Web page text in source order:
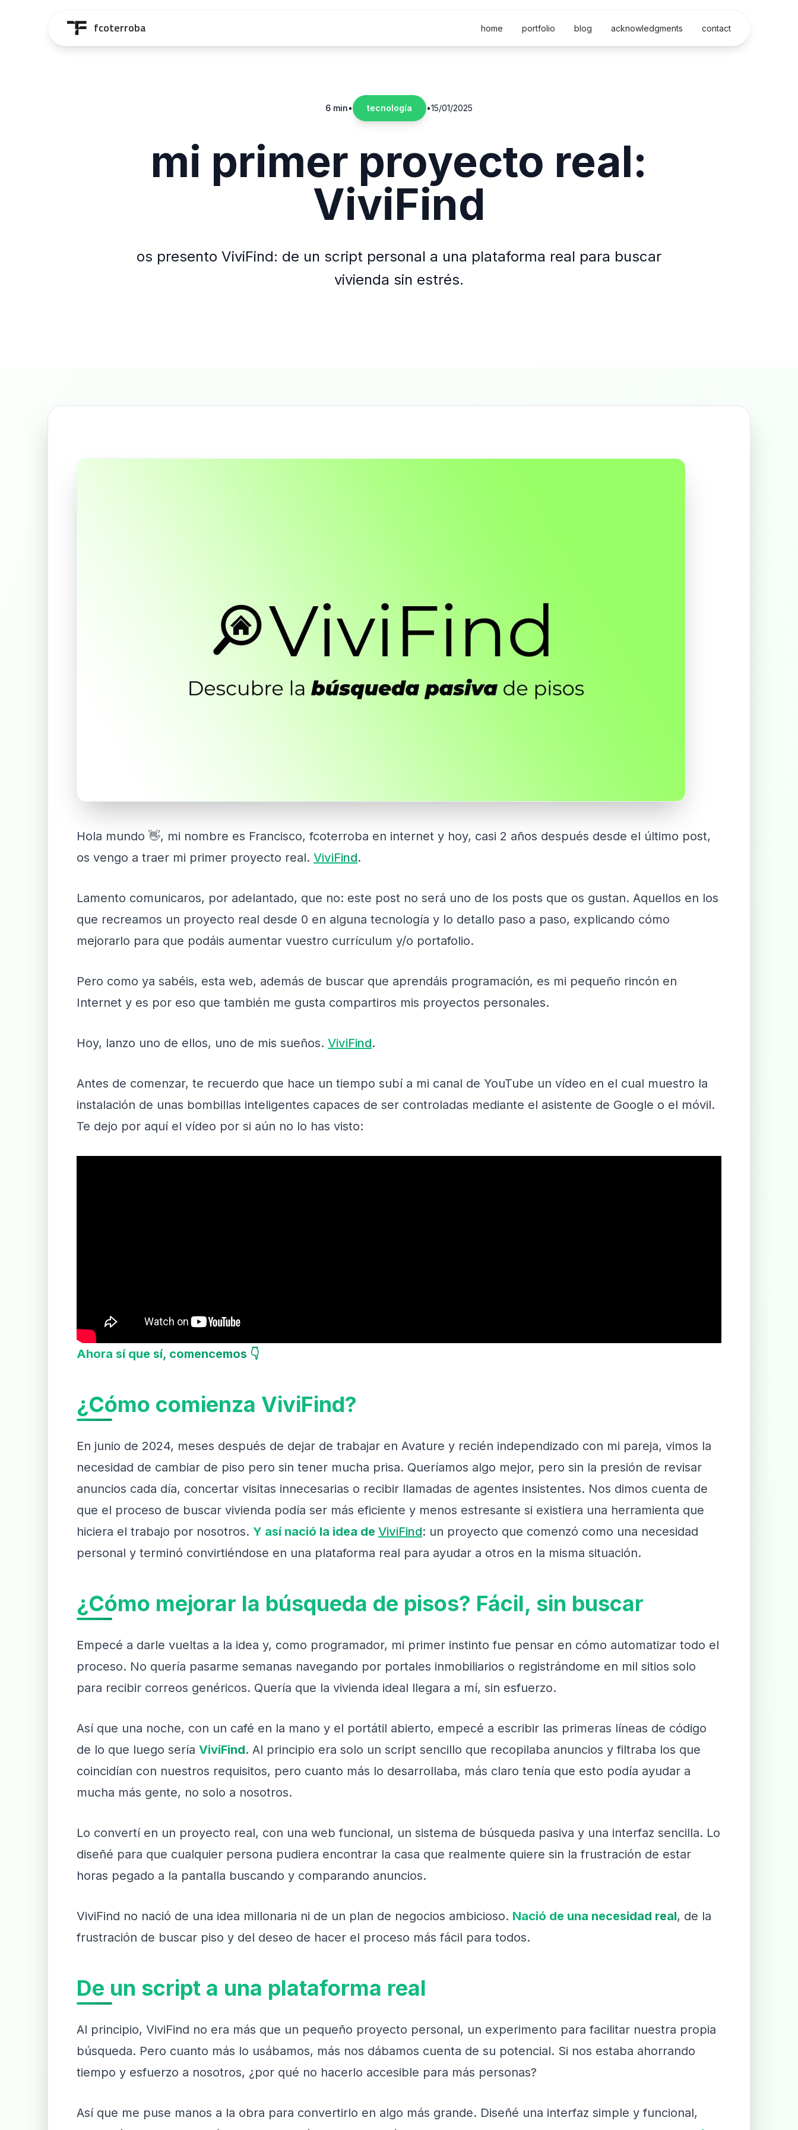
fcoterroba home portfolio blog acknowledgments contact
6 min• tecnología •15/01/2025
mi primer proyecto real:
ViviFind
os presento ViviFind: de un script personal a una plataforma real para buscar
vivienda sin estrés.
Hola mundo 👋, mi nombre es Francisco, fcoterroba en internet y hoy, casi 2 años después desde el último post,
os vengo a traer mi primer proyecto real. ViviFind.
Lamento comunicaros, por adelantado, que no: este post no será uno de los posts que os gustan. Aquellos en los
que recreamos un proyecto real desde 0 en alguna tecnología y lo detallo paso a paso, explicando cómo
mejorarlo para que podáis aumentar vuestro currículum y/o portafolio.
Pero como ya sabéis, esta web, además de buscar que aprendáis programación, es mi pequeño rincón en
Internet y es por eso que también me gusta compartiros mis proyectos personales.
Hoy, lanzo uno de ellos, uno de mis sueños. ViviFind.
Antes de comenzar, te recuerdo que hace un tiempo subí a mi canal de YouTube un vídeo en el cual muestro la
instalación de unas bombillas inteligentes capaces de ser controladas mediante el asistente de Google o el móvil.
Te dejo por aquí el vídeo por si aún no lo has visto:
Ahora sí que sí, comencemos 👇
¿Cómo comienza ViviFind?
En junio de 2024, meses después de dejar de trabajar en Avature y recién independizado con mi pareja, vimos la
necesidad de cambiar de piso pero sin tener mucha prisa. Queríamos algo mejor, pero sin la presión de revisar
anuncios cada día, concertar visitas innecesarias o recibir llamadas de agentes insistentes. Nos dimos cuenta de
que el proceso de buscar vivienda podía ser más eficiente y menos estresante si existiera una herramienta que
hiciera el trabajo por nosotros. Y así nació la idea de ViviFind: un proyecto que comenzó como una necesidad
personal y terminó convirtiéndose en una plataforma real para ayudar a otros en la misma situación.
¿Cómo mejorar la búsqueda de pisos? Fácil, sin buscar
Empecé a darle vueltas a la idea y, como programador, mi primer instinto fue pensar en cómo automatizar todo el
proceso. No quería pasarme semanas navegando por portales inmobiliarios o registrándome en mil sitios solo
para recibir correos genéricos. Quería que la vivienda ideal llegara a mí, sin esfuerzo.
Así que una noche, con un café en la mano y el portátil abierto, empecé a escribir las primeras líneas de código
de lo que luego sería ViviFind. Al principio era solo un script sencillo que recopilaba anuncios y filtraba los que
coincidían con nuestros requisitos, pero cuanto más lo desarrollaba, más claro tenía que esto podía ayudar a
mucha más gente, no solo a nosotros.
Lo convertí en un proyecto real, con una web funcional, un sistema de búsqueda pasiva y una interfaz sencilla. Lo
diseñé para que cualquier persona pudiera encontrar la casa que realmente quiere sin la frustración de estar
horas pegado a la pantalla buscando y comparando anuncios.
ViviFind no nació de una idea millonaria ni de un plan de negocios ambicioso. Nació de una necesidad real, de la
frustración de buscar piso y del deseo de hacer el proceso más fácil para todos.
De un script a una plataforma real
Al principio, ViviFind no era más que un pequeño proyecto personal, un experimento para facilitar nuestra propia
búsqueda. Pero cuanto más lo usábamos, más nos dábamos cuenta de su potencial. Si nos estaba ahorrando
tiempo y esfuerzo a nosotros, ¿por qué no hacerlo accesible para más personas?
Así que me puse manos a la obra para convertirlo en algo más grande. Diseñé una interfaz simple y funcional,